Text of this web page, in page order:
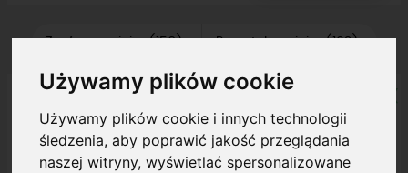
Używamy plików cookie
Używamy plików cookie i innych technologii
śledzenia, aby poprawić jakość przeglądania
naszej witryny, wyświetlać spersonalizowane
Zaufane opinie 156 Pozostałe opinie 102
Michał Kowalski
Opinia zweryfikowana przez Facebook